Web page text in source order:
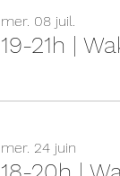
mer. 08 juil.
19-21h |
mer. 24 juin